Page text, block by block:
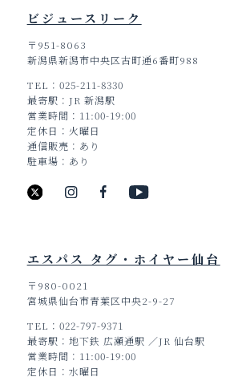
ビジュースリーク
〒951-8063
新潟県新潟市中央区古町通6番町988
TEL
025-211-8330
最寄駅
JR 新潟駅
営業時間
11:00-19:00
定休日
火曜日
通信販売
あり
駐車場
あり
エスパス タグ・ホイヤー仙台
〒980-0021
宮城県仙台市青葉区中央2-9-27
TEL
022-797-9371
最寄駅
地下鉄 広瀬通駅 ／JR 仙台駅
営業時間
11:00-19:00
定休日
水曜日